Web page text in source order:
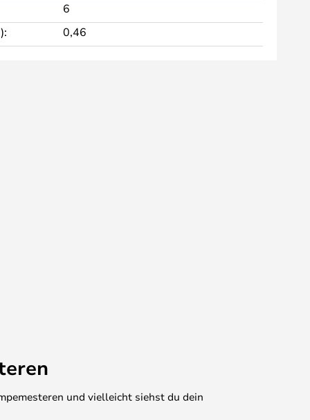
6
0,46
und vielleicht siehst du dein